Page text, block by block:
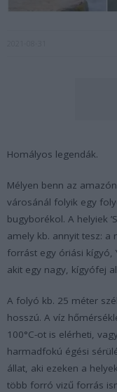
Homályos legendák.
Mélyen benn az
városánál folyik egy
bugyborékol. A helyiek
amely kb. annyit tesz: a
forrást egy óriási kígyó,
akit egy nagy, kígyófej
A folyó kb. 25 méter
hosszú. A víz
100°C-ot is elérheti,
harmadfokú égési
állat, aki ezeken a
több forró vizű forrás